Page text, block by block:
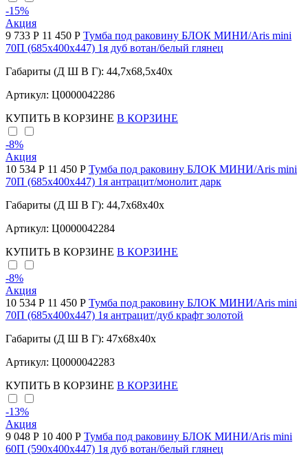
-15%
Акция
9 733 Р 11 450 Р Тумба под раковину БЛОК МИНИ/Aris mini
70П (685х400х447) 1я дуб вотан/белый глянец
Габариты (Д Ш В Г): 44,7x68,5x40x
Артикул: Ц0000042286
КУПИТЬ В КОРЗИНЕ В КОРЗИНЕ
-8%
Акция
10 534 Р 11 450 Р Тумба под раковину БЛОК МИНИ/Aris mini
70П (685х400х447) 1я антрацит/монолит дарк
Габариты (Д Ш В Г): 44,7x68x40x
Артикул: Ц0000042284
КУПИТЬ В КОРЗИНЕ В КОРЗИНЕ
-8%
Акция
10 534 Р 11 450 Р Тумба под раковину БЛОК МИНИ/Aris mini
70П (685х400х447) 1я антрацит/дуб крафт золотой
Габариты (Д Ш В Г): 47x68x40x
Артикул: Ц0000042283
КУПИТЬ В КОРЗИНЕ В КОРЗИНЕ
-13%
Акция
9 048 Р 10 400 Р Тумба под раковину БЛОК МИНИ/Aris mini
60П (590х400х447) 1я дуб вотан/белый глянец